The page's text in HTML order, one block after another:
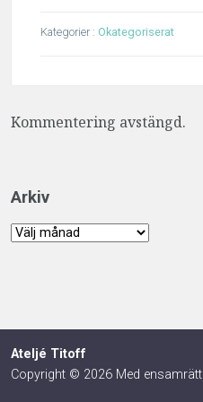
Kategorier : Okategoriserat
Kommentering avstängd.
Arkiv
Arkiv
Ateljé Titoff
Copyright © 2026 Med ensamrätt